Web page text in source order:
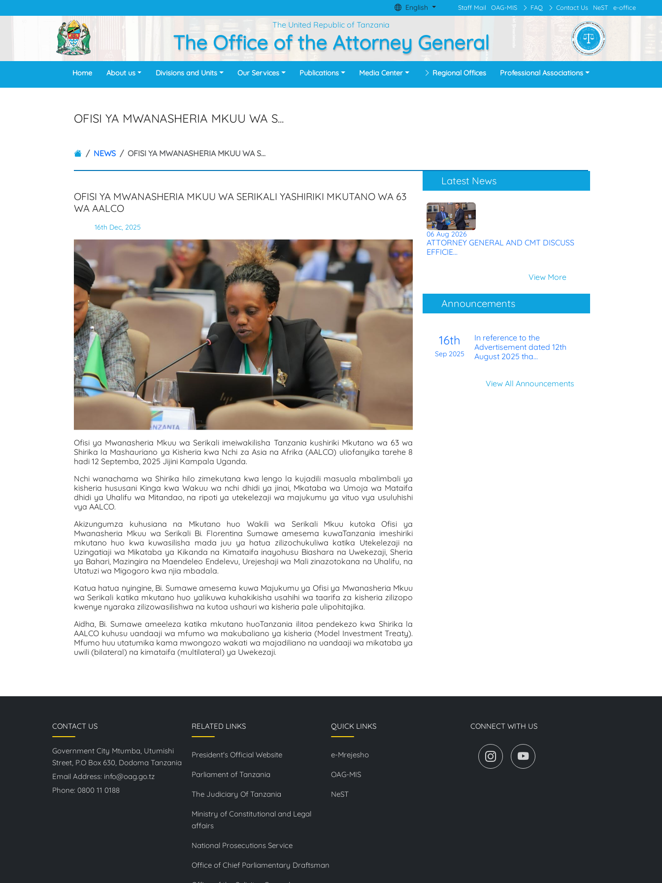
English Staff Mail OAG-MIS FAQ Contact Us NeST e-office
The United Republic of Tanzania
The Office of the Attorney General
Home About us Divisions and Units Our Services Publications Media Center Regional Offices Professional Associations
OFISI YA MWANASHERIA MKUU WA S...
NEWS OFISI YA MWANASHERIA MKUU WA S...
OFISI YA MWANASHERIA MKUU WA SERIKALI YASHIRIKI MKUTANO WA 63
WA AALCO
16th Dec, 2025
Ofisi ya Mwanasheria Mkuu wa Serikali imeiwakilisha Tanzania kushiriki Mkutano wa 63 wa
Shirika la Mashauriano ya Kisheria kwa Nchi za Asia na Afrika (AALCO) uliofanyika tarehe 8
hadi 12 Septemba, 2025 Jijini Kampala Uganda.
Nchi wanachama wa Shirika hilo zimekutana kwa lengo la kujadili masuala mbalimbali ya
kisheria hususani Kinga kwa Wakuu wa nchi dhidi ya jinai, Mkataba wa Umoja wa Mataifa
dhidi ya Uhalifu wa Mitandao, na ripoti ya utekelezaji wa majukumu ya vituo vya usuluhishi
vya AALCO.
Akizungumza kuhusiana na Mkutano huo Wakili wa Serikali Mkuu kutoka Ofisi ya
Mwanasheria Mkuu wa Serikali Bi. Florentina Sumawe amesema kuwaTanzania imeshiriki
mkutano huo kwa kuwasilisha mada juu ya hatua zilizochukuliwa katika Utekelezaji na
Uzingatiaji wa Mikataba ya Kikanda na Kimataifa inayohusu Biashara na Uwekezaji, Sheria
ya Bahari, Mazingira na Maendeleo Endelevu, Urejeshaji wa Mali zinazotokana na Uhalifu, na
Utatuzi wa Migogoro kwa njia mbadala.
Katua hatua nyingine, Bi. Sumawe amesema kuwa Majukumu ya Ofisi ya Mwanasheria Mkuu
wa Serikali katika mkutano huo yalikuwa kuhakikisha usahihi wa taarifa za kisheria zilizopo
kwenye nyaraka zilizowasilishwa na kutoa ushauri wa kisheria pale ulipohitajika.
Aidha, Bi. Sumawe ameeleza katika mkutano huoTanzania ilitoa pendekezo kwa Shirika la
AALCO kuhusu uandaaji wa mfumo wa makubaliano ya kisheria (Model Investment Treaty).
Mfumo huu utatumika kama mwongozo wakati wa majadiliano na uandaaji wa mikataba ya
uwili (bilateral) na kimataifa (multilateral) ya Uwekezaji.
Latest News
06 Aug 2026
ATTORNEY GENERAL AND CMT DISCUSS
EFFICIE...
View More
Announcements
16th
Sep 2025
In reference to the
Advertisement dated 12th
August 2025 tha...
View All Announcements
CONTACT US
Government City Mtumba, Utumishi
Street, P.O Box 630, Dodoma Tanzania
Email Address: info@oag.go.tz
Phone: 0800 11 0188
RELATED LINKS
President's Official Website
Parliament of Tanzania
The Judiciary Of Tanzania
Ministry of Constitutional and Legal
affairs
National Prosecutions Service
Office of Chief Parliamentary Draftsman
QUICK LINKS
e-Mrejesho
OAG-MIS
NeST
CONNECT WITH US